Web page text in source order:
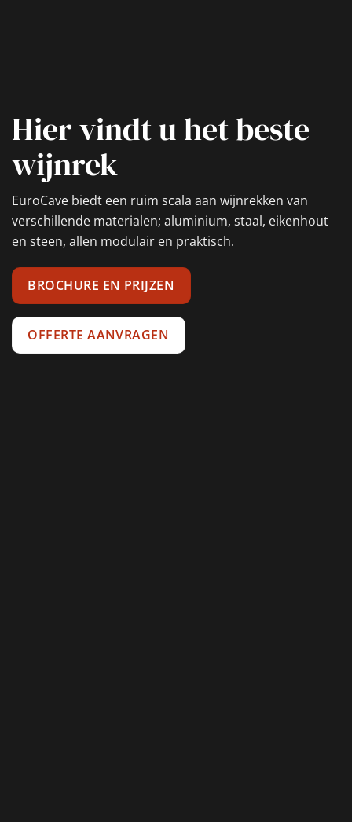
Hier vindt u het beste
wijnrek
EuroCave biedt een ruim scala aan wijnrekken van
verschillende materialen; aluminium, staal, eikenhout
en steen, allen modulair en praktisch.
BROCHURE EN PRIJZEN
OFFERTE AANVRAGEN